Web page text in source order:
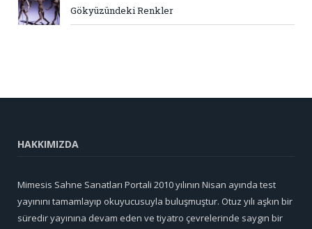
Gökyüzündeki Renkler
HAKKIMIZDA
Mimesis Sahne Sanatları Portali 2010 yılının Nisan ayında test
yayınını tamamlayıp okuyucusuyla buluşmuştur. Otuz yılı aşkın bir
süredir yayınına devam eden ve tiyatro çevrelerinde saygın bir